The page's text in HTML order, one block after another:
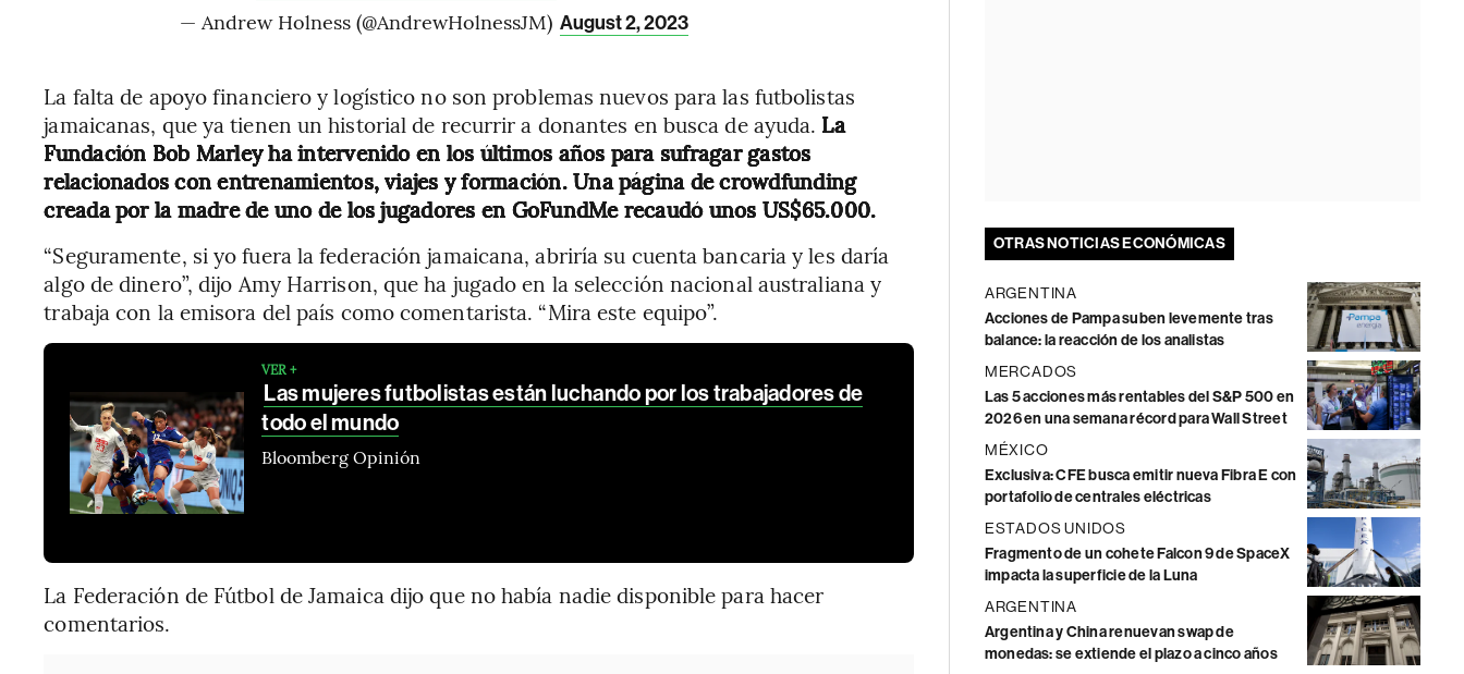
— Andrew Holness (@AndrewHolnessJM) August 2, 2023
La falta de apoyo financiero y logístico no son problemas nuevos para las futbolistas
jamaicanas, que ya tienen un historial de recurrir a donantes en busca de ayuda. La
Fundación Bob Marley ha intervenido en los últimos años para sufragar gastos
relacionados con entrenamientos, viajes y formación. Una página de crowdfunding
creada por la madre de uno de los jugadores en GoFundMe recaudó unos US$65.000.
“Seguramente, si yo fuera la federación jamaicana, abriría su cuenta bancaria y les daría
algo de dinero”, dijo Amy Harrison, que ha jugado en la selección nacional australiana y
trabaja con la emisora del país como comentarista. “Mira este equipo”.
VER +
Las mujeres futbolistas están luchando por los trabajadores de
todo el mundo
Bloomberg Opinión
La Federación de Fútbol de Jamaica dijo que no había nadie disponible para hacer
comentarios.
OTRAS NOTICIAS ECONÓMICAS
ARGENTINA
Acciones de Pampa suben levemente tras
balance: la reacción de los analistas
MERCADOS
Las 5 acciones más rentables del S&P 500 en
2026 en una semana récord para Wall Street
MÉXICO
Exclusiva: CFE busca emitir nueva Fibra E con
portafolio de centrales eléctricas
ESTADOS UNIDOS
Fragmento de un cohete Falcon 9 de SpaceX
impacta la superficie de la Luna
ARGENTINA
Argentina y China renuevan swap de
monedas: se extiende el plazo a cinco años